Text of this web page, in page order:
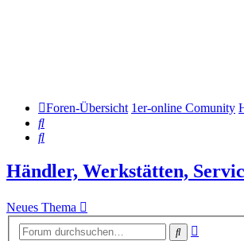
Foren-Übersicht 1er-online Comunity
Suche
Suche
Händler, Werkstätten,
Neues Thema
Suche